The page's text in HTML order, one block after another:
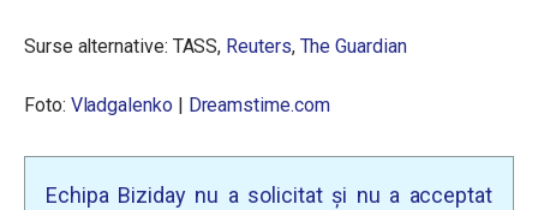
Surse alternative: TASS, Reuters, The Guardian
Foto: Vladgalenko| Dreamstime.com
Echipa Biziday nu a solicitat și nu a acceptat